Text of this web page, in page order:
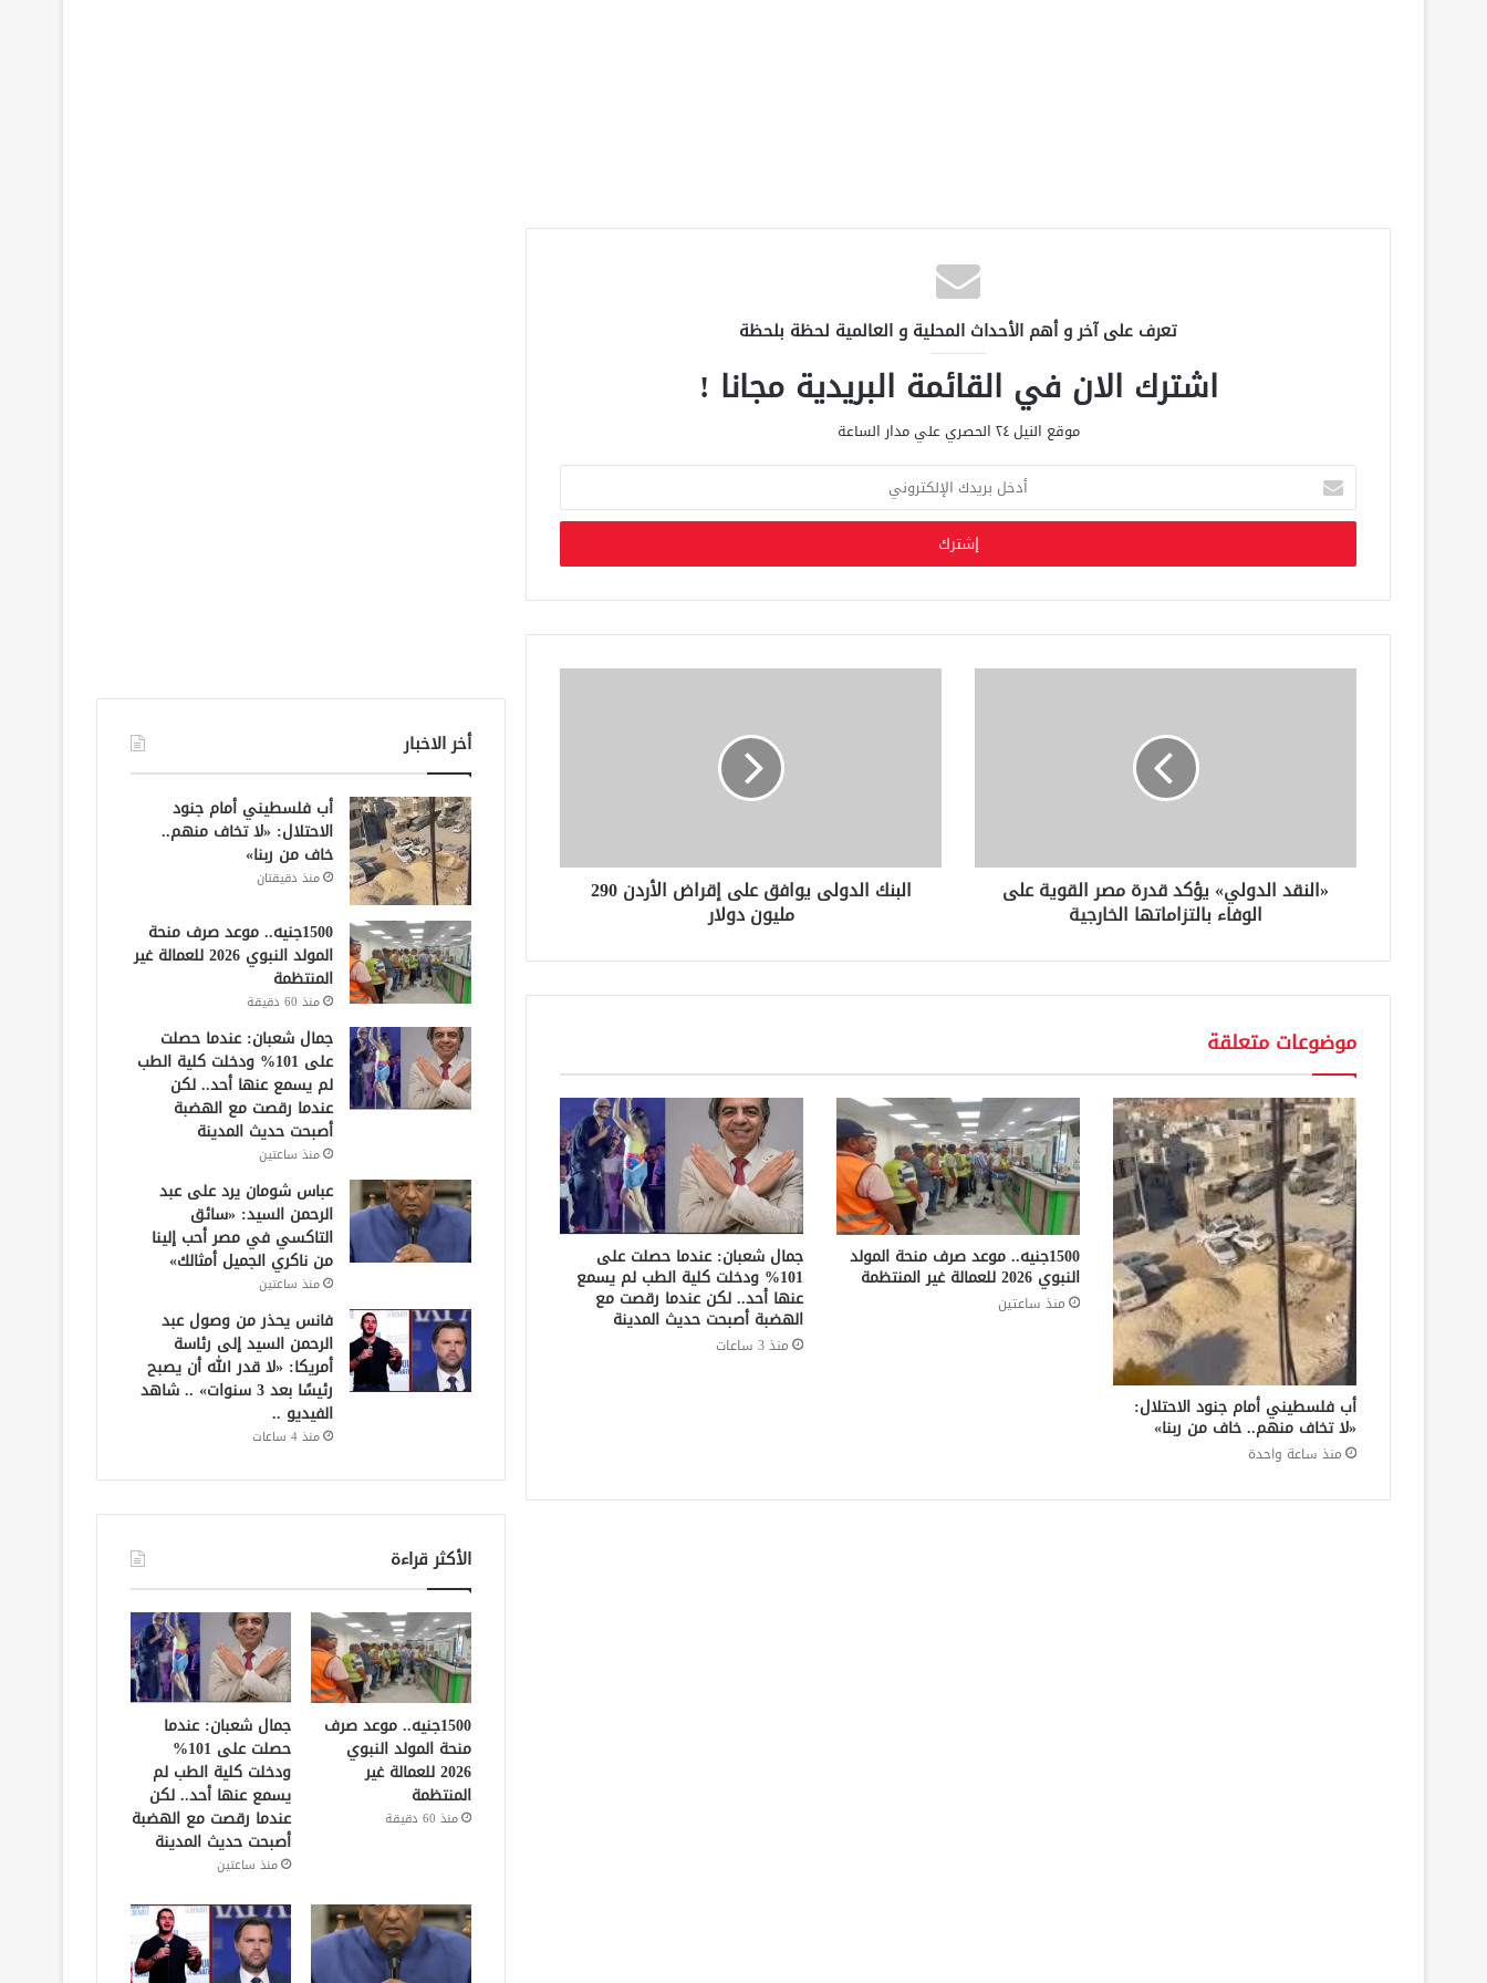
تعرف على آخر و أهم الأحداث المحلية و العالمية لحظة بلحظة
اشترك الان في القائمة البريدية مجانا !
موقع النيل ٢٤ الحصري علي مدار الساعة
خ
ب
ر
د
ك
ن
«النقد الدولي» يؤكد قدرة مصر القوية على
الوفاء بالتزاماتها الخارجية
البنك الدولى يوافق على إقراض الأردن 290
مليون دولار
موضوعات متعلقة
أب فلسطيني أمام جنود الاحتلال:
«لا تخاف منهم.. خاف من ربنا»
منذ ساعة واحدة
1500جنيه.. موعد صرف منحة المولد
النبوي 2026 للعمالة غير المنتظمة
منذ ساعتين
جمال شعبان: عندما حصلت على
101% ودخلت كلية الطب لم يسمع
عنها أحد.. لكن عندما رقصت مع
الهضبة أصبحت حديث المدينة
منذ 3 ساعات
أخر الاخبار
أب فلسطيني أمام جنود
الاحتلال: «لا تخاف منهم..
خاف من ربنا»
منذ دقيقتان
1500جنيه.. موعد صرف منحة
المولد النبوي 2026 للعمالة غير
المنتظمة
منذ 60 دقيقة
جمال شعبان: عندما حصلت
على 101% ودخلت كلية الطب
لم يسمع عنها أحد.. لكن
عندما رقصت مع الهضبة
أصبحت حديث المدينة
منذ ساعتين
عباس شومان يرد على عبد
الرحمن السيد: «سائق
التاكسي في مصر أحب إلينا
من ناكري الجميل أمثالك»
منذ ساعتين
فانس يحذر من وصول عبد
الرحمن السيد إلى رئاسة
أمريكا: «لا قدر الله أن يصبح
رئيسًا بعد 3 سنوات» .. شاهد
الفيديو ..
منذ 4 ساعات
الأكثر قراءة
1500جنيه.. موعد صرف
منحة المولد النبوي
2026 للعمالة غير
المنتظمة
منذ 60 دقيقة
جمال شعبان: عندما
حصلت على 101%
ودخلت كلية الطب لم
يسمع عنها أحد.. لكن
عندما رقصت مع الهضبة
أصبحت حديث المدينة
منذ ساعتين